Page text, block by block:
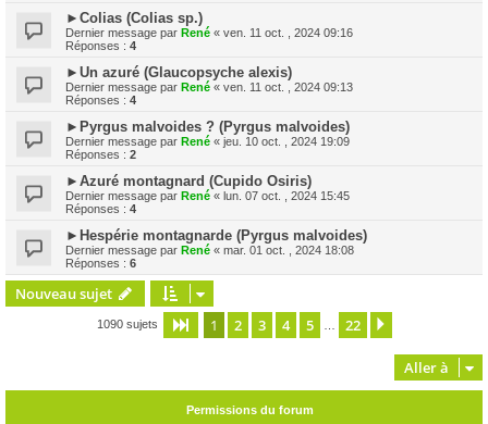
►Colias (Colias sp.)
Dernier message par René « ven. 11 oct. , 2024 09:16
Réponses : 4
►Un azuré (Glaucopsyche alexis)
Dernier message par René « ven. 11 oct. , 2024 09:13
Réponses : 4
►Pyrgus malvoides ? (Pyrgus malvoides)
Dernier message par René « jeu. 10 oct. , 2024 19:09
Réponses : 2
►Azuré montagnard (Cupido Osiris)
Dernier message par René « lun. 07 oct. , 2024 15:45
Réponses : 4
►Hespérie montagnarde (Pyrgus malvoides)
Dernier message par René « mar. 01 oct. , 2024 18:08
Réponses : 6
Nouveau sujet
1090 sujets Page 1sur22
1 2 3 4 5 22
Aller à
Permissions du forum